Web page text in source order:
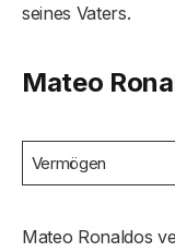
seines Vaters.
Mateo
Vermögen
Mateo Ronaldos